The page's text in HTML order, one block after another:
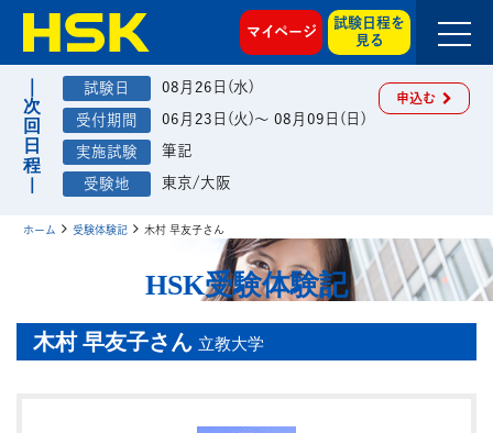
マイページ
試験日程を
見る
08月26日(水)
06月23日(火)～ 08月09日(日)
筆記
東京/大阪
申込む
ホーム 受験体験記 木村 早友子さん
HSK受験体験記
木村 早友子さん 立教大学